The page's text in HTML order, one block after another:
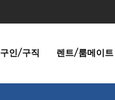
구인/구직 렌트/룸메이트